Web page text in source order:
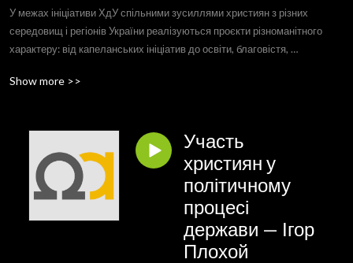
У межах ініціативи ХдУ спільними зусиллями християн з різних
середовищ і регіонів України реалізуються проєкти різноманітного
характеру: від капеланських ініціатив до освіти, благовістя,
посиланням нижче.
Show more >>
Участь
християн у
політичному
процесі
держави — Ігор
Плохой